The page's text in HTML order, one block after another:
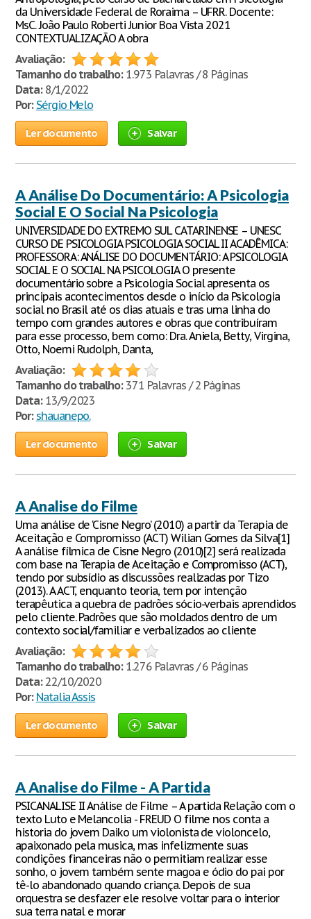
da Universidade Federal de Roraima – UFRR. Docente:
MsC. João Paulo Roberti Junior Boa Vista 2021
CONTEXTUALIZAÇÃO A obra
Avaliação:
Tamanho do trabalho:1.973 Palavras / 8 Páginas
Data:8/1/2022
Por: Sérgio Melo
Ler documento Salvar
A Análise Do Documentário: A Psicologia
Social E O Social Na Psicologia
UNIVERSIDADE DO EXTREMO SUL CATARINENSE – UNESC
CURSO DE PSICOLOGIA PSICOLOGIA SOCIAL II ACADÊMICA:
PROFESSORA: ANÁLISE DO DOCUMENTÁRIO: A PSICOLOGIA
SOCIAL E O SOCIAL NA PSICOLOGIA O presente
documentário sobre a Psicologia Social apresenta os
principais acontecimentos desde o início da Psicologia
social no Brasil até os dias atuais e tras uma linha do
tempo com grandes autores e obras que contribuíram
para esse processo, bem como: Dra. Aniela, Betty, Virgina,
Otto, Noemi Rudolph, Danta,
Avaliação:
Tamanho do trabalho:371 Palavras / 2 Páginas
Data:13/9/2023
Por: shauanepo.
Ler documento Salvar
A Analise do Filme
Uma análise de ‘Cisne Negro’ (2010) a partir da Terapia de
Aceitação e Compromisso (ACT) Wilian Gomes da Silva[1]
A análise fílmica de Cisne Negro (2010)[2] será realizada
com base na Terapia de Aceitação e Compromisso (ACT),
tendo por subsídio as discussões realizadas por Tizo
(2013). A ACT, enquanto teoria, tem por intenção
terapêutica a quebra de padrões sócio-verbais aprendidos
pelo cliente. Padrões que são moldados dentro de um
contexto social/familiar e verbalizados ao cliente
Avaliação:
Tamanho do trabalho:1.276 Palavras / 6 Páginas
Data:22/10/2020
Por: Natalia Assis
Ler documento Salvar
A Analise do Filme - A Partida
PSICANALISE II Análise de Filme – A partida Relação com o
texto Luto e Melancolia - FREUD O filme nos conta a
historia do jovem Daiko um violonista de violoncelo,
apaixonado pela musica, mas infelizmente suas
condições financeiras não o permitiam realizar esse
sonho, o jovem também sente magoa e ódio do pai por
tê-lo abandonado quando criança. Depois de sua
orquestra se desfazer ele resolve voltar para o interior
sua terra natal e morar